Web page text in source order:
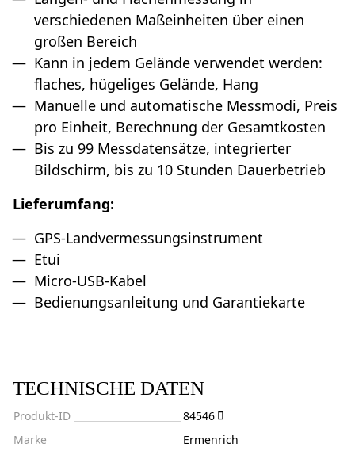
verschiedenen Maßeinheiten über einen
großen Bereich
Kann in jedem Gelände verwendet werden:
flaches, hügeliges Gelände, Hang
Manuelle und automatische Messmodi, Preis
pro Einheit, Berechnung der Gesamtkosten
Bis zu 99 Messdatensätze, integrierter
Bildschirm, bis zu 10 Stunden Dauerbetrieb
Lieferumfang:
GPS-Landvermessungsinstrument
Etui
Micro-USB-Kabel
Bedienungsanleitung und Garantiekarte
TECHNISCHE DATEN
Produkt-ID
84546
Marke
Ermenrich